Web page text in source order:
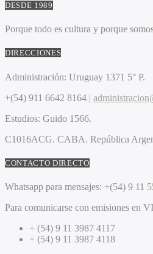
DESDE 1989
Porque todo es cultura y porque
DIRECCIONES
Administración: Uruguay 1371 5° P.
+(54) 911 6642 8164 |
Estudios: Guido 1566.
C1016ACG. CABA. República
CONTACTO DIRECTO
Whatsapp para mensajes: +(54) 9 11
Para comunicarse con emisiones en
+ (54) 9 11 3987 4117
+ (54) 9 11 3987 4118